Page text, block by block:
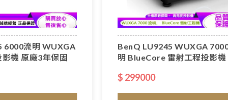
6000流明 WUXGA
機 原廠3年保固
BenQ LU9245 WUXGA
明 BlueCore 雷射工程投影機
$ 299000